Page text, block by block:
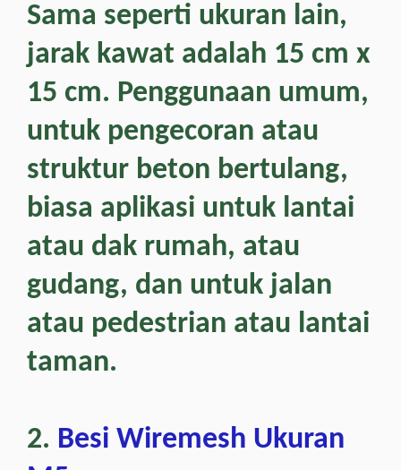
Sama seperti ukuran lain,
jarak kawat adalah 15 cm x
15 cm. Penggunaan umum,
untuk pengecoran atau
struktur beton bertulang,
biasa aplikasi untuk lantai
atau dak rumah, atau
gudang, dan untuk jalan
atau pedestrian atau lantai
taman.
2. Besi Wiremesh Ukuran